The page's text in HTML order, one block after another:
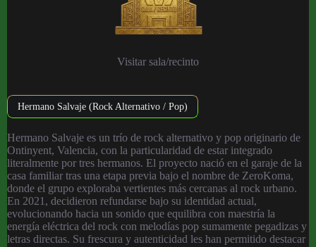
Visitar sala/recinto
Hermano Salvaje (Rock Alternativo / Pop)
Hermano Salvaje es un trío de rock alternativo y pop originario de
Ontinyent, Valencia, con la particularidad de estar integrado
literalmente por tres hermanos. El proyecto nació en el garaje de la
casa familiar tras una etapa previa bajo el nombre de ZeroKoma,
donde el grupo exploraba vertientes más cercanas al rock urbano.
En 2021, decidieron refundarse bajo su identidad actual,
evolucionando hacia un sonido que equilibra con maestría la
energía eléctrica del rock con melodías pop sumamente pegadizas y
letras directas. Su frescura y autenticidad les han permitido destacar